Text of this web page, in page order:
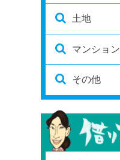
土地
マンション
その他